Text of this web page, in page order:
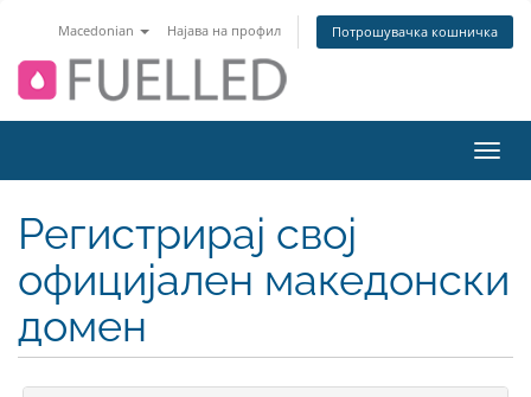
Macedonian Најава на профил Потрошувачка кошничка
ја
Регистрирај свој
официјален македонски
домен